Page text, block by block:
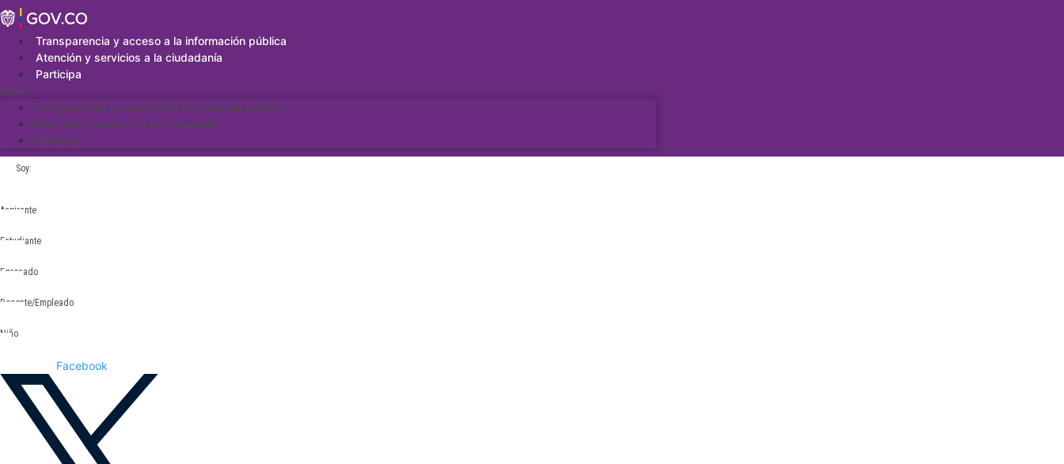
Saltar
al
contenidoTransparencia y acceso a la información pública
Atención y servicios a la ciudadanía
Participa
Menu
Transparencia y acceso a la información pública
Atención y servicios a la ciudadanía
Participa
Soy:
Aspirante
Estudiante
Egresado
Docente/Empleado
Niño
Facebook